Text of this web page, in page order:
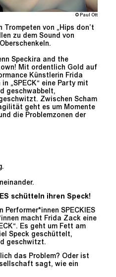
© Paul Ott
Trompeten von „Hips don’t
zu dem Sound von
Speckira and the
Mit ordentlich Gold auf
Künstlerin Frida
„SPECK“ eine Party mit
geschwabbelt,
Zwischen Scham
geht es um Momente
die Problemzonen der
schütteln ihren Speck!
Performer*innen SPECKIES
macht Frida Zack eine
Es geht um Fett am
Speck geschüttelt,
geschwitzt.
das Problem? Oder ist
sagt, wie ein